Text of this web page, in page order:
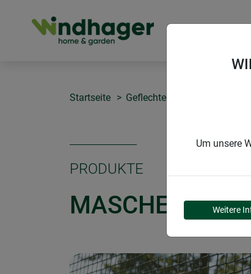
Startseite Geflechte & Gitter
PRODUKTE
Um unsere
Weitere